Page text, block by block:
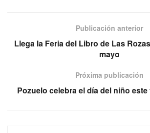
Publicación anterior
Llega la Feria del Libro de Las
mayo
Próxima publicación
Pozuelo celebra el día del niño